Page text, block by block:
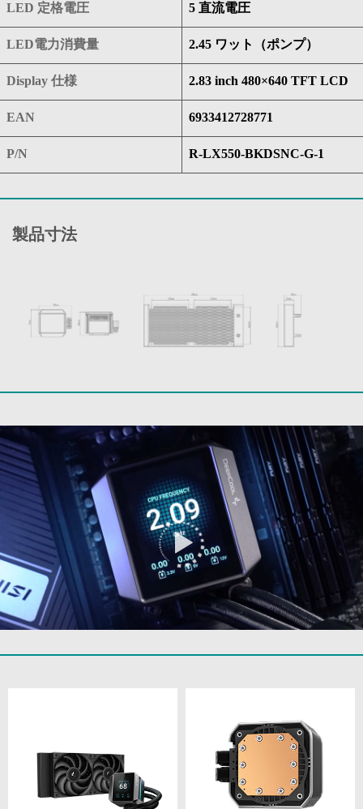
LED 定格電圧 5 直流電圧
LED電力消費量 2.45 ワット（ポンプ）
Display 仕様 2.83 inch 480×640 TFT LCD
EAN 6933412728771
P/N R-LX550-BKDSNC-G-1
製品寸法